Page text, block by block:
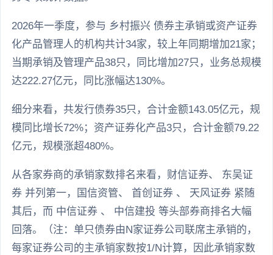
2026年一季度，参与 乡村振兴 债券主承销或资产证券
化产品管理人的机构共计34家，较上年同期增加21家；
当期承销及管理产品38只，同比增加27只，业务总规模
达222.27亿元，同比涨幅达130%。
细分来看，共发行债券35只，合计金额143.05亿元，规
模同比增长72%；资产证券化产品3只，合计金额79.22
亿元，规模涨超480%。
从各家券商的承销家数排名来看，财信证券、 东吴证
券 并列第一，国信资管、 首创证券 、 天风证券 紧随
其后，而 中信证券 、 中信建投 等头部券商排名大幅
回落。（注：单只债券由N家证券公司联席主承销的，
每家证券公司的主承销家数按1/N计算，因此承销家数